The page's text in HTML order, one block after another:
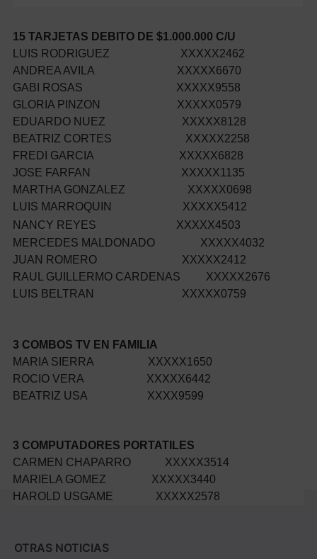
15 TARJETAS DEBITO DE $1.000.000 C/U
LUIS RODRIGUEZ XXXXX2462
ANDREA AVILA XXXXX6670
GABI ROSAS XXXXX9558
GLORIA PINZON XXXXX0579
EDUARDO NUEZ XXXXX8128
BEATRIZ CORTES XXXXX2258
FREDI GARCIA XXXXX6828
JOSE FARFAN XXXXX1135
MARTHA GONZALEZ XXXXX0698
LUIS MARROQUIN XXXXX5412
NANCY REYES
XXXXX4503
MERCEDES MALDONADO XXXXX4032
JUAN ROMERO XXXXX2412
RAUL GUILLERMO CARDENAS XXXXX2676
LUIS BELTRAN XXXXX0759
3 COMBOS TV EN FAMILIA
MARIA SIERRA XXXXX1650
ROCIO VERA XXXXX6442
BEATRIZ USA XXXX9599
3 COMPUTADORES PORTATILES
CARMEN CHAPARRO XXXXX3514
MARIELA GOMEZ XXXXX3440
HAROLD USGAME XXXXX2578
OTRAS NOTICIAS